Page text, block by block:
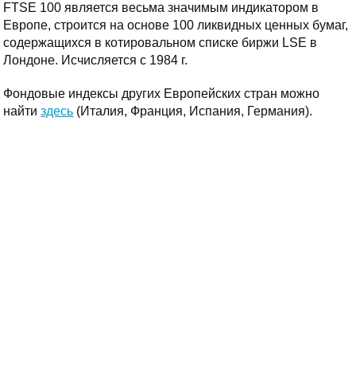
FTSE 100 является весьма значимым индикатором в
Европе, строится на основе 100 ликвидных ценных бумаг,
содержащихся в котировальном списке биржи LSE в
Лондоне. Исчисляется с 1984 г.
Фондовые индексы других Европейских стран можно
найтиздесь (Италия, Франция, Испания, Германия).